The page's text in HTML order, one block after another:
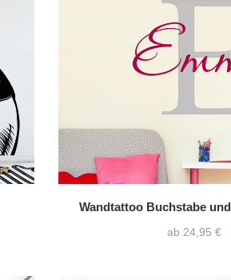
Wandtattoo Buchstabe
ab 24,95 €